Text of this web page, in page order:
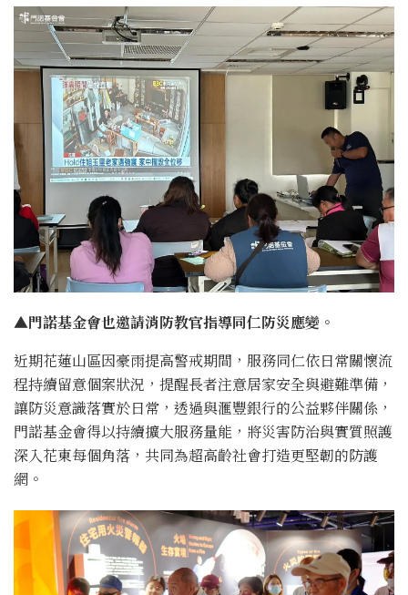
▲門諾基金會也邀請消防教官指導同仁防災應變。
近期花蓮山區因豪雨提高警戒期間，服務同仁依日常關懷流
程持續留意個案狀況，提醒長者注意居家安全與避難準備，
讓防災意識落實於日常，透過與滙豐銀行的公益夥伴關係，
門諾基金會得以持續擴大服務量能，將災害防治與實質照護
深入花東每個角落，共同為超高齡社會打造更堅韌的防護
網。